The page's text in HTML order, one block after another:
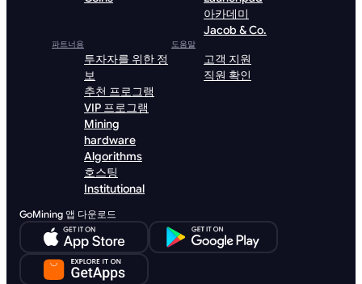
아카데미
Jacob & Co.
파트너용
투자자를 위한 정
보
추천 프로그램
VIP 프로그램
Mining
hardware
Algorithms
호스팅
Institutional
도움말
고객 지원
직원 확인
GoMining 앱 다운로드